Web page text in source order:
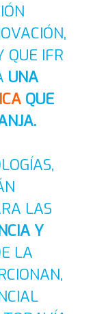
QUE IFR
UNA
QUE
LAS
Y
LA